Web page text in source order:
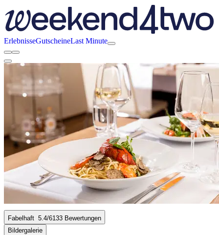
ErlebnisseGutscheineLast Minute
Fabelhaft 5.4/6133 Bewertungen
Bildergalerie